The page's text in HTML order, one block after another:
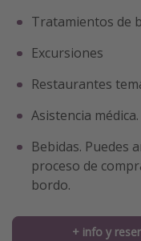
Tratamientos de
Excursiones
Restaurantes
Asistencia médica.
Bebidas. Puedes
proceso de
bordo.
+ info y